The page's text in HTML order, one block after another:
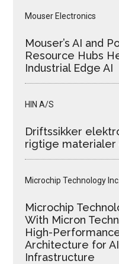
Mouser Electronics
Mouser’s AI and
Resource Hubs
Industrial Edge AI
HIN A/S
Driftssikker
rigtige materialer
Microchip Technology Inc.
Microchip
With Micron
High-
Architecture for
Infrastructure